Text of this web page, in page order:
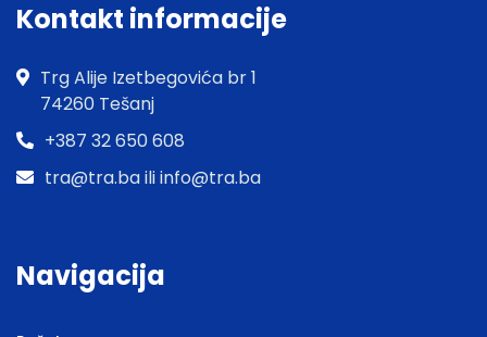
Kontakt informacije
Trg Alije Izetbegovića br 1
74260 Tešanj
+387 32 650 608
tra@tra.ba ili info@tra.ba
Navigacija